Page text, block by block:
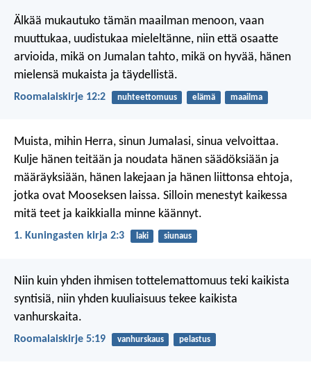
Älkää mukautuko tämän maailman menoon, vaan
muuttukaa, uudistukaa mieleltänne, niin että osaatte
arvioida, mikä on Jumalan tahto, mikä on hyvää, hänen
mielensä mukaista ja täydellistä.
Roomalaiskirje 12:2 nuhteettomuus elämä maailma
Muista, mihin Herra, sinun Jumalasi, sinua velvoittaa.
Kulje hänen teitään ja noudata hänen säädöksiään ja
määräyksiään, hänen lakejaan ja hänen liittonsa ehtoja,
jotka ovat Mooseksen laissa. Silloin menestyt kaikessa
mitä teet ja kaikkialla minne käännyt.
1. Kuningasten kirja 2:3 laki siunaus
Niin kuin yhden ihmisen tottelemattomuus teki kaikista
syntisiä, niin yhden kuuliaisuus tekee kaikista
vanhurskaita.
Roomalaiskirje 5:19 vanhurskaus pelastus